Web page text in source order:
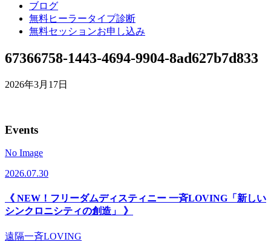
ブログ
無料ヒーラータイプ診断
無料セッションお申し込み
67366758-1443-4694-9904-8ad627b7d833
2026年3月17日
Events
No Image
2026.07.30
《 NEW！フリーダムディスティニー 一斉LOVING「新しい
シンクロニシティの創造」 》
遠隔一斉LOVING